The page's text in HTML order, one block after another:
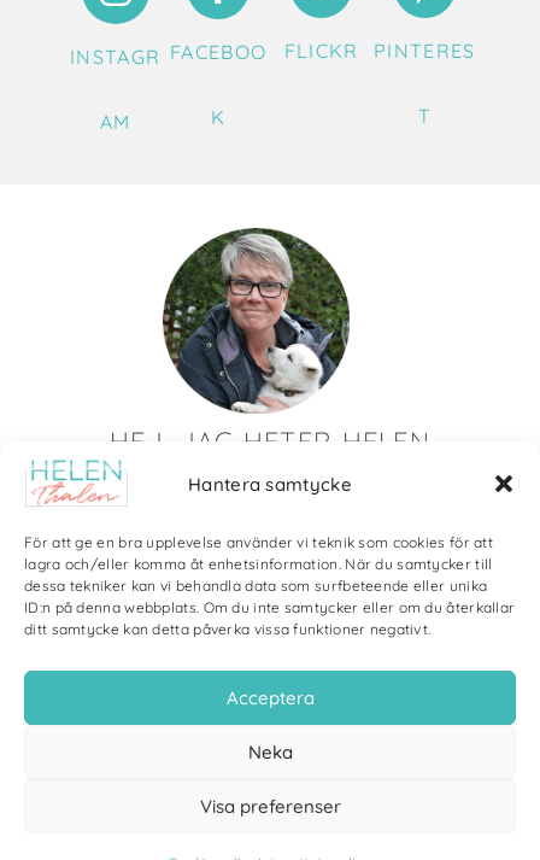
Hantera samtycke
För att ge en bra upplevelse använder vi teknik som cookies för att
lagra och/eller komma åt enhetsinformation. När du samtycker till
dessa tekniker kan vi behandla data som surfbeteende eller unika
ID:n på denna webbplats. Om du inte samtycker eller om du återkallar
ditt samtycke kan detta påverka vissa funktioner negativt.
Acceptera
Neka
Visa preferenser
INSTAGR
AM
FACEBOO
K
FLICKR PINTERES
T
HEJ, JAG HETER HELEN
Det är så roligt att du hittat till mig!
Här visar jag saker som jag skapat av olika slag. Just nu
blir det mycket fotografier och många bilder visar min
kärlek till naturen och min vackra hund. Men också lite
annat pyssel och kreativt som jag ägnar mig åt.
Bloggarkiv